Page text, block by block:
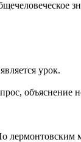
урок.
объяснение